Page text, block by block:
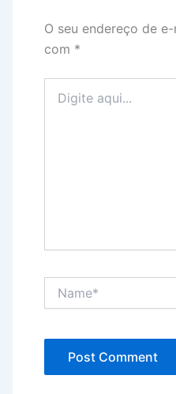
O seu endereço de
com *
aqui...